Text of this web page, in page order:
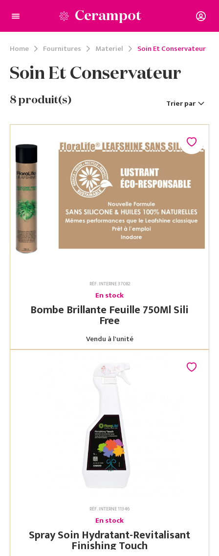
Cerampot
Home Fournitures Materiel Soin Et Conservateur
Soin Et Conservateur
8 produit(s) Trier par
RÉF. INTERNE 37082
En stock
Bombe Brillante Feuille 750Ml Sili
Free
Vendu à l'unité
RÉF. INTERNE 11346
En stock
Spray Soin Hydratant-Revitalisant
Finishing Touch